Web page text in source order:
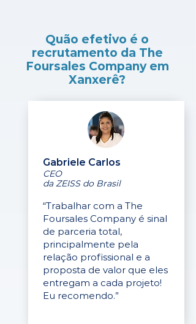
Quão efetivo é o
recrutamento da The
Foursales Company em
Xanxerê?
Gabriele Carlos
CEO
da ZEISS do Brasil
“Trabalhar com a The
Foursales Company é sinal
de parceria total,
principalmente pela
relação profissional e a
proposta de valor que eles
entregam a cada projeto!
Eu recomendo.”